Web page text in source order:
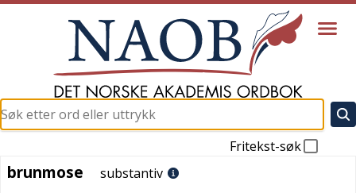
Fritekst-søk
brunmose
brunmose substantiv